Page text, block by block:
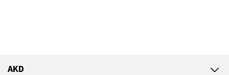
AKD